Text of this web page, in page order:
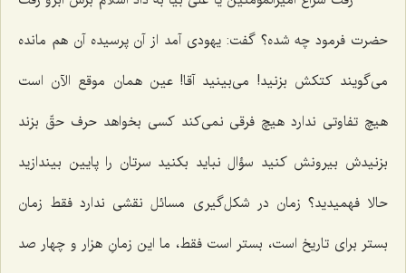
حضرت فرمود چه شده؟ گفت: یهودی آمد از آن پرسیده آن هم مانده
می‌گویند کتکش بزنید! می‌بینید آقا! عین همان موقع الآن است
هیچ تفاوتی ندارد هیچ فرقی نمی‌کند کسی بخواهد حرف حقّ بزند
بزنیدش بیرونش کنید سؤال نباید بکنید سرتان را پایین بیندازید
حالا فهمیدید؟ زمان در شکل‌گیری مسائل نقشی ندارد فقط زمان
بستر برای تاریخ است، بستر است فقط، ما این زمانِ هزار و چهار صد